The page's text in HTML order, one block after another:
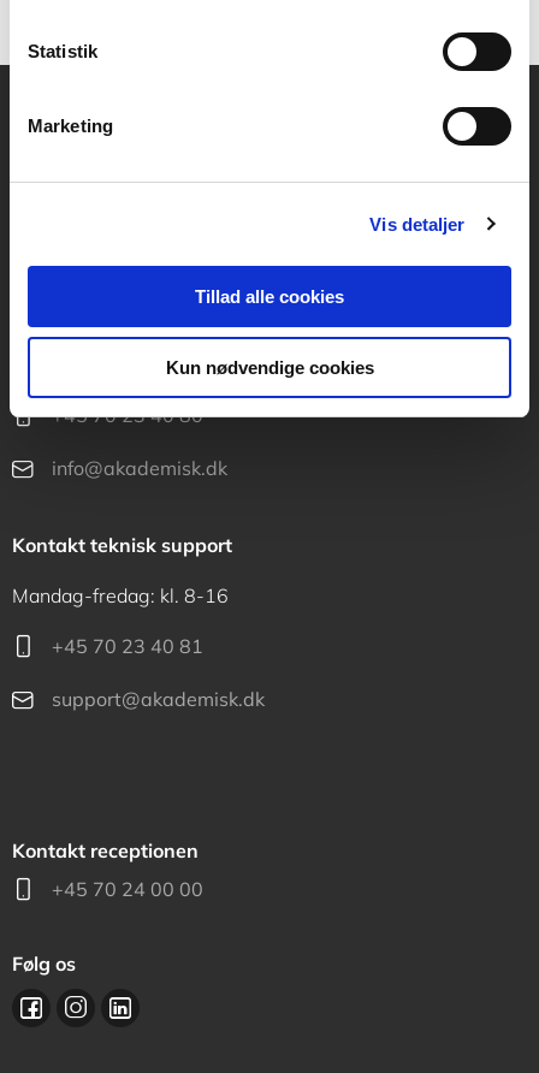
Statistik
Marketing
Vis detaljer
Tillad alle cookies
Kun nødvendige cookies
Kontakt kundeservice
Mandag-fredag: kl. 10-15
+45 70 23 40 80
info@akademisk.dk
Kontakt teknisk support
Mandag-fredag: kl. 8-16
+45 70 23 40 81
support@akademisk.dk
Kontakt receptionen
+45 70 24 00 00
Følg os